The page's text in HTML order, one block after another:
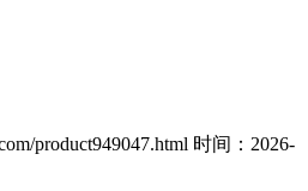
product949047.html 时间：2026-